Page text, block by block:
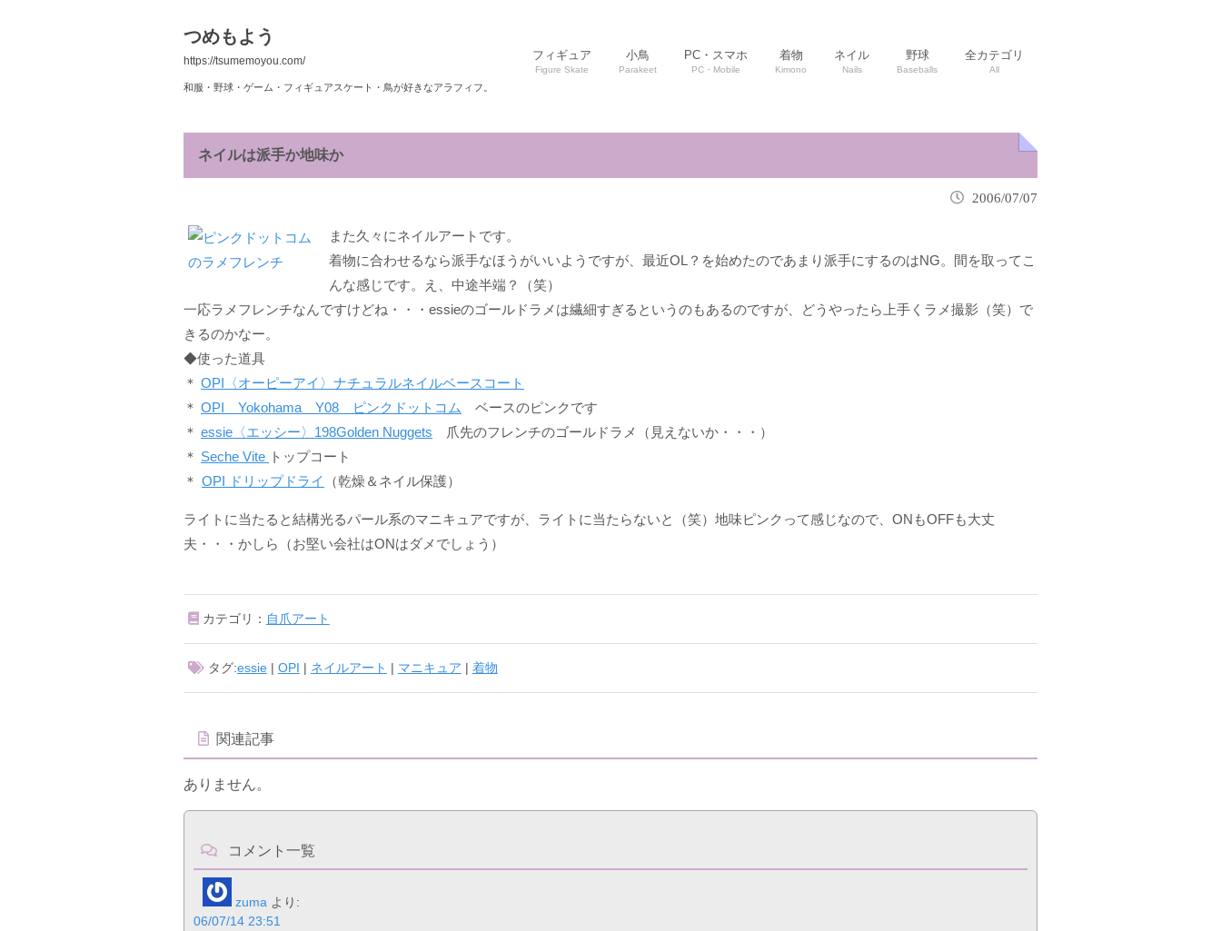
つめもよう
https://tsumemoyou.com/
和服・野球・ゲーム・フィギュアスケート・鳥が好きなアラフィフ。
フィギュア
Figure Skate
小鳥
Parakeet
PC・スマホ
PC・Mobile
着物
Kimono
ネイル
Nails
野球
Baseballs
全カテゴリ
All
ネイルは派手か地味か
2006/07/07
また久々にネイルアートです。
着物に合わせるなら派手なほうがいいようですが、最近OL？を始めたのであまり派手にするのはNG。間を取ってこ
んな感じです。え、中途半端？（笑）
一応ラメフレンチなんですけどね・・・essieのゴールドラメは繊細すぎるというのもあるのですが、どうやったら上手くラメ撮影（笑）で
きるのかなー。
◆使った道具
＊ OPI〈オーピーアイ〉ナチュラルネイルベースコート
＊ OPI Yokohama Y08 ピンクドットコム
ベースのピンクです
＊ essie〈エッシー〉198Golden Nuggets 爪先のフレンチのゴールドラメ（見えないか・・・）
＊ Seche Vite トップコート
＊ OPI ドリップドライ （乾燥＆ネイル保護）
ライトに当たると結構光るパール系のマニキュアですが、ライトに当たらないと（笑）地味ピンクって感じなので、ONもOFFも大丈
夫・・・かしら（お堅い会社はONはダメでしょう）
カテゴリ： 自爪アート
タグ:essie| OPI | ネイルアート | マニキュア | 着物
関連記事
ありません。
コメント一覧
zuma より:
06/07/14 23:51